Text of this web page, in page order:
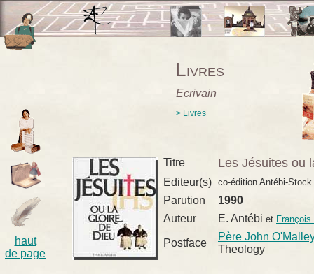
LIVRES
Titre Les Jésuites ou
Editeur(s) co-édition Antébi-Stock
Parution
1990
Auteur
E. Antébi et François
Postface
Père John
Theology
Ecrivain
> Livres
haut
de page